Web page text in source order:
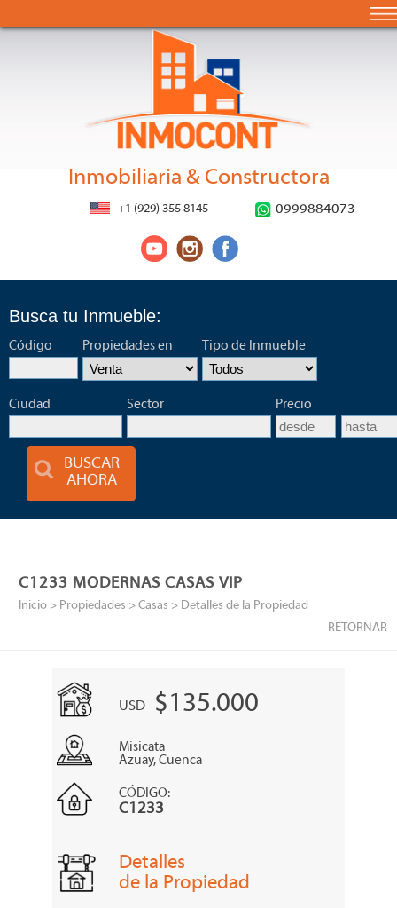
Inmobiliaria & Constructora
+1 (929) 355 8145 0999884073
Busca tu Inmueble:
Código Propiedades en Tipo de Inmueble
Ciudad Sector Precio
BUSCAR
AHORA
C1233 MODERNAS CASAS VIP
Inicio > Propiedades >Casas > Detalles de la Propiedad
RETORNAR
USD $135.000
Misicata
Azuay, Cuenca
CÓDIGO:
C1233
Detalles
de la Propiedad